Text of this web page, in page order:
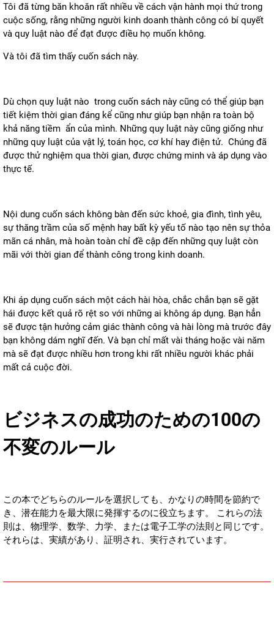
Tôi đã từng băn khoăn rất nhiều về cách vận hành mọi thứ trong
cuộc sống, rằng những người kinh doanh thành công có bí quyết
và quy luật nào để đạt được điều họ muốn không.
Và tôi đã tìm thấy cuốn sách này.
Dù chọn quy luật nào trong cuốn sách này cũng có thể giúp bạn
tiết kiệm thời gian đáng kể cũng như giúp bạn nhận ra toàn bộ
khả năng tiềm ẩn của mình. Những quy luật này cũng giống như
những quy luật của vật lý, toán học, cơ khí hay điện tử. Chúng đã
được thử nghiệm qua thời gian, được chứng minh và áp dụng vào
thực tế.
Nội dung cuốn sách không bàn đến sức khoẻ, gia đình, tình yêu,
sự thăng trầm của số mệnh hay bất kỳ yếu tố nào tạo nên sự thỏa
mãn cá nhân, mà hoàn toàn chỉ đề cập đến những quy luật còn
mãi với thời gian để thành công trong kinh doanh.
Khi áp dụng cuốn sách một cách hài hòa, chắc chắn bạn sẽ gặt
hái được kết quả rõ rệt so với những ai không áp dụng. Bạn hẳn
sẽ được tận hưởng cảm giác thành công và hài lòng mà trước đây
bạn không dám nghĩ đến. Và bạn chỉ mất vài tháng hoặc vài năm
mà sẽ đạt được nhiều hơn trong khi rất nhiều người khác phải
mất cả cuộc đời.
ビジネスの成功のための100の
不変のルール
この本でどちらのルールを選択しても、かなりの時間を節約で
き、潜在能力を最大限に発揮するのに役立ちます。 これらの法
則は、物理学、数学、力学、または電子工学の法則と同じです。
それらは、実績があり、証明され、実行されています。